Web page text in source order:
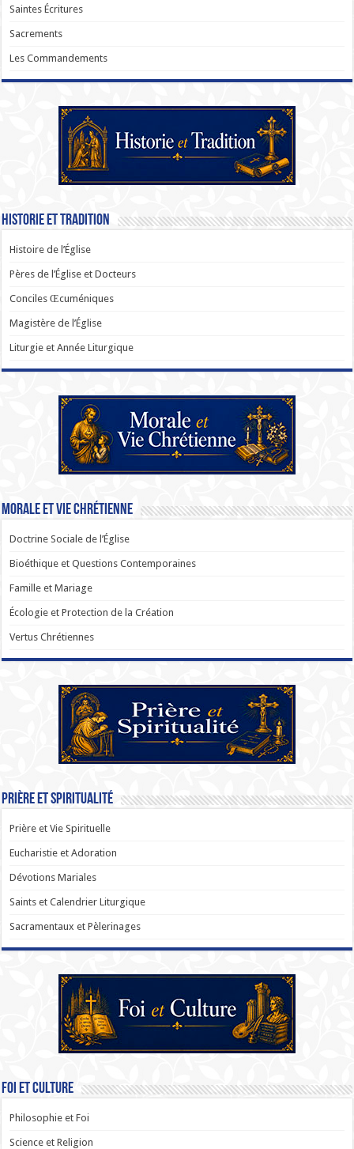
Saintes Écritures
Sacrements
Les Commandements
Historie et Tradition
Histoire de l’Église
Pères de l’Église et Docteurs
Conciles Œcuméniques
Magistère de l’Église
Liturgie et Année Liturgique
Morale et Vie Chrétienne
Doctrine Sociale de l’Église
Bioéthique et Questions Contemporaines
Famille et Mariage
Écologie et Protection de la Création
Vertus Chrétiennes
Prière et Spiritualité
Prière et Vie Spirituelle
Eucharistie et Adoration
Dévotions Mariales
Saints et Calendrier Liturgique
Sacramentaux et Pèlerinages
Foi et Culture
Philosophie et Foi
Science et Religion